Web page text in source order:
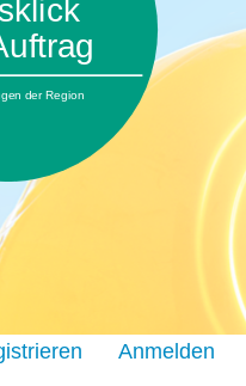
der Region
Anmelden